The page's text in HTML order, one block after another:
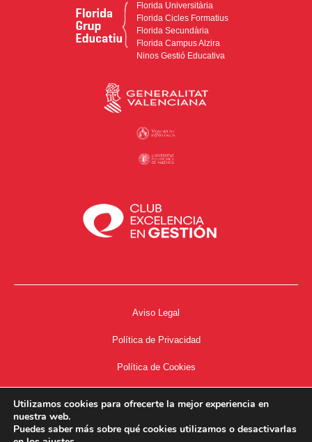
Florida Universitària
Florida Cicles Formatius
Florida Secundària
Florida Campus Alzira
Ninos Gestió Educativa
Aviso Legal
Política de Privacidad
Política de Cookies
Utilizamos cookies para ofrecerte la mejor experiencia en
nuestra web.
Puedes saber más sobre qué cookies utilizamos o desactivarlas